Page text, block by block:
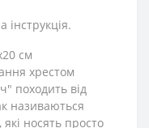
інструкція.
см
хрестом
походить від
називаються
носять просто